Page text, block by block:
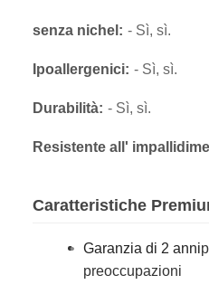
senza nichel: - Sì, sì.
Ipoallergenici: - Sì, sì.
Durabilità: - Sì, sì.
Resistente all'
Caratteristiche
Garanzia di 2 anni
preoccupazioni